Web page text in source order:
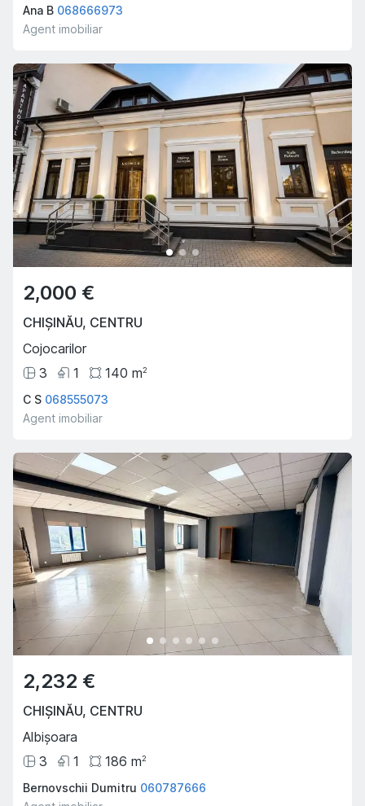
Ana B 068666973
Agent imobiliar
2,000 €
CHIȘINĂU, CENTRU
Cojocarilor
3
1 140 m2
C S 068555073
Agent imobiliar
2,232 €
CHIȘINĂU, CENTRU
Albișoara
3
1 186 m2
Bernovschii Dumitru 060787666